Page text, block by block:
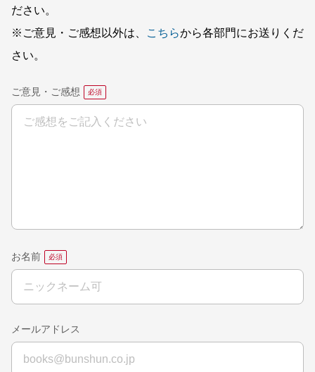
ださい。
※ご意見・ご感想以外は、
こちらから各部門にお送りくだ
さい。
ご意見・ご感想
お名前
メールアドレス